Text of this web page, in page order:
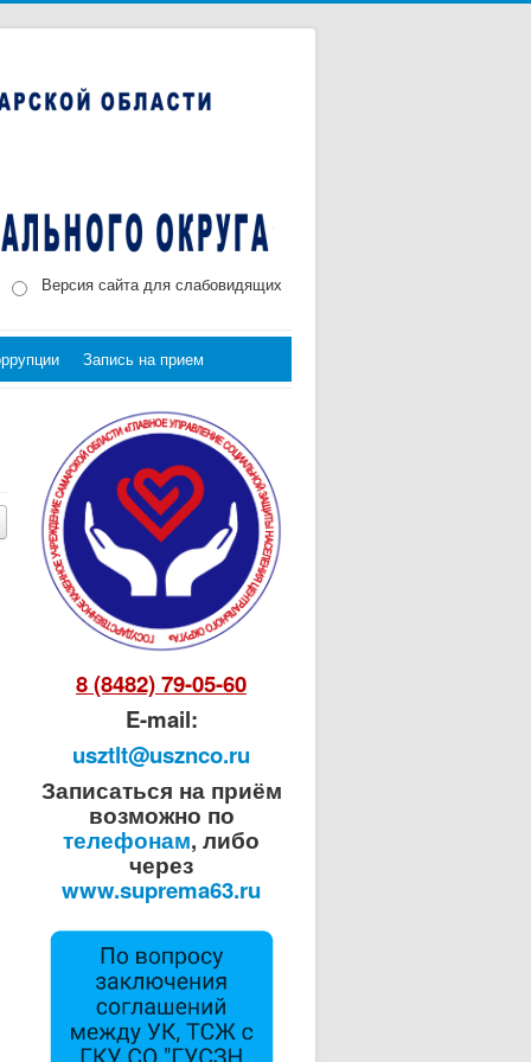
Версия сайта для слабовидящих
Запись на прием
8 (8482) 79-05-60
E-mail:
usztlt@usznco.ru
Записаться на приём
возможно по
телефонам, либо
через
www.suprema63.ru